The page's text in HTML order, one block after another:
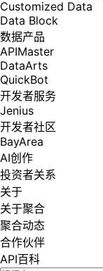
Customized Data
Data Block
数据产品
APIMaster
DataArts
QuickBot
开发者服务
Jenius
开发者社区
BayArea
AI创作
投资者关系
关于
关于聚合
聚合动态
合作伙伴
API百科